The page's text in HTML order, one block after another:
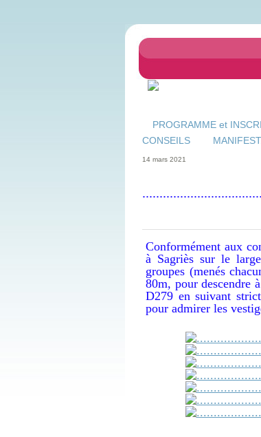
PROGRAMME et
CONSEILS
14 mars 2021
Conformément aux
à Sagriès sur le
groupes (menés
80m, pour descendre
D279 en suivant
pour admirer les